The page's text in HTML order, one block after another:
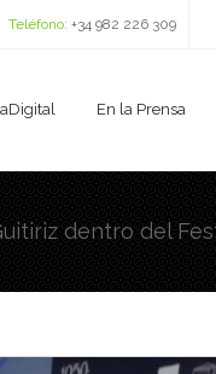
Teléfono: +34 982 226 309
En la Prensa
dentro del